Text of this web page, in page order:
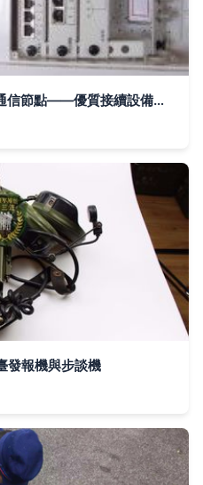
供應綜合布線箱，打造高效通信節點——優質接續設備助力智慧布線
發報機與步談機